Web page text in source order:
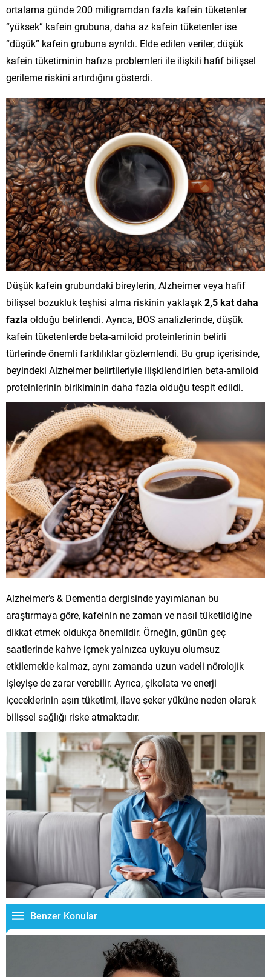
ortalama günde 200 miligramdan fazla kafein tüketenler
“yüksek” kafein grubuna, daha az kafein tüketenler ise
“düşük” kafein grubuna ayrıldı. Elde edilen veriler, düşük
kafein tüketiminin hafıza problemleri ile ilişkili hafif bilişsel
gerileme riskini artırdığını gösterdi.
Düşük kafein grubundaki bireylerin, Alzheimer veya hafif
bilişsel bozukluk teşhisi alma riskinin yaklaşık2,5 kat daha
fazla olduğu belirlendi. Ayrıca, BOS analizlerinde, düşük
kafein tüketenlerde beta-amiloid proteinlerinin belirli
türlerinde önemli farklılıklar gözlemlendi. Bu grup içerisinde,
beyindeki Alzheimer belirtileriyle ilişkilendirilen beta-amiloid
proteinlerinin birikiminin daha fazla olduğu tespit edildi.
Alzheimer’s & Dementia dergisinde yayımlanan bu
araştırmaya göre, kafeinin ne zaman ve nasıl tüketildiğine
dikkat etmek oldukça önemlidir. Örneğin, günün geç
saatlerinde kahve içmek yalnızca uykuyu olumsuz
etkilemekle kalmaz, aynı zamanda uzun vadeli nörolojik
işleyişe de zarar verebilir. Ayrıca, çikolata ve enerji
içeceklerinin aşırı tüketimi, ilave şeker yüküne neden olarak
bilişsel sağlığı riske atmaktadır.
Benzer Konular